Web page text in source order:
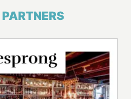
PARTNERS